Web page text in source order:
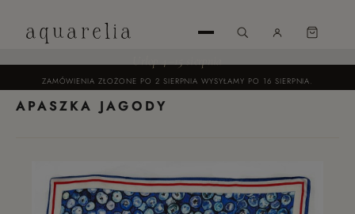
ZAMÓWIENIA ZŁOŻONE PO 2 SIERPNIA WYSYŁAMY PO 16 SIERPNIA.
aquarelia
APASZKA JAGODY